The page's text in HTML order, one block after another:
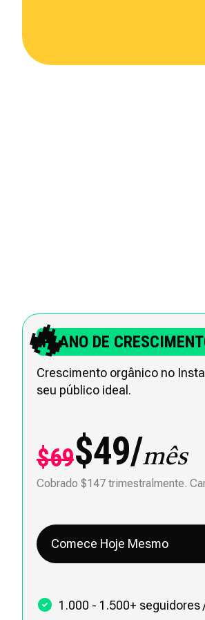
PLANO DE
Crescimento orgânico no
seu público ideal.
$69$49/mês
Cobrado $147 trimestralmente.
Comece Hoje Mesmo
1.000 - 1.500+ seguidores
🔥